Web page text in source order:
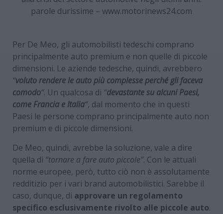
parole durissime – www.motorinews24.com
Per De Meo, gli automobilisti tedeschi comprano
principalmente auto premium e non quelle di piccole
dimensioni. Le aziende tedesche, quindi, avrebbero
“voluto rendere le auto più complesse perché gli faceva
comodo“. Un qualcosa di “devastante su alcuni Paesi,
come Francia e Italia“, dal momento che in questi
Paesi le persone comprano principalmente auto non
premium e di piccole dimensioni.
De Meo, quindi, avrebbe la soluzione, vale a dire
quella di “tornare a fare auto piccole”. Con le attuali
norme europee, però, tutto ciò non è assolutamente
redditizio per i vari brand automobilistici. Sarebbe il
caso, dunque, di approvare un regolamento
specifico esclusivamente rivolto alle piccole auto.